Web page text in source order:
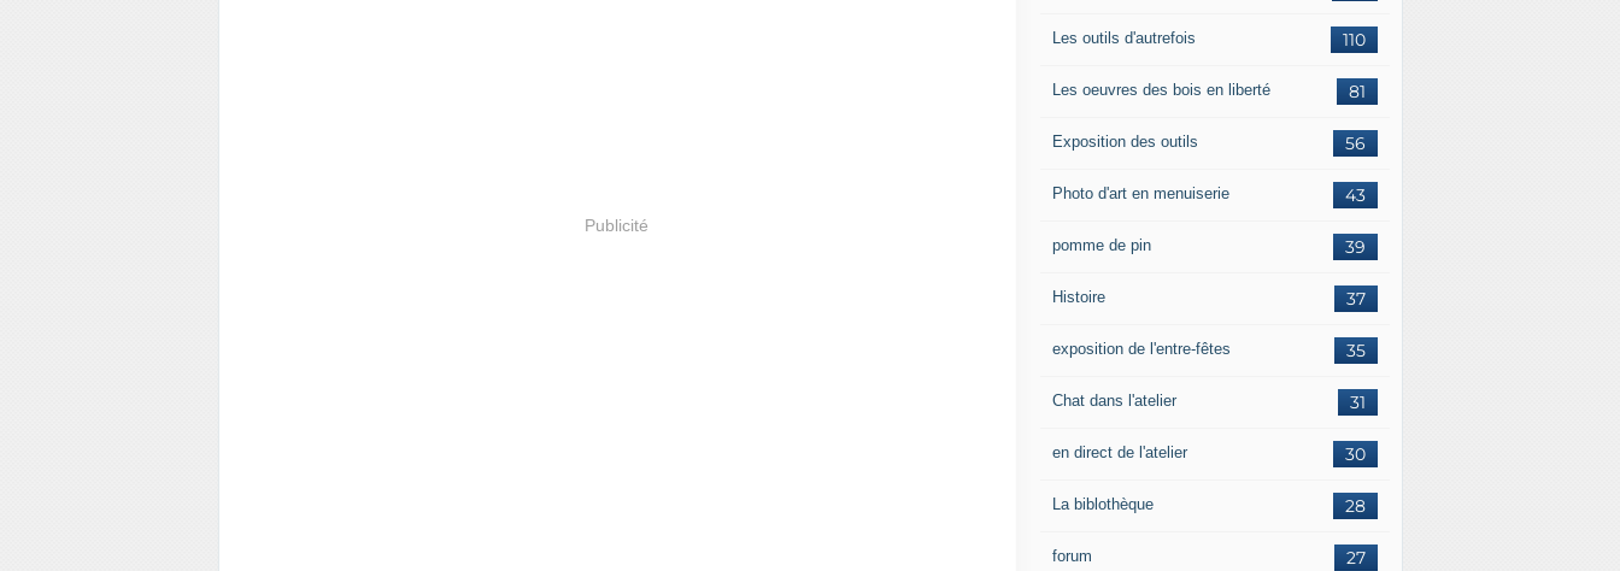
Publicité
110
Les outils d'autrefois
81
Les oeuvres des bois en liberté
56
Exposition des outils
43
Photo d'art en menuiserie
39
pomme de pin
37
Histoire
35
exposition de l'entre-fêtes
31
Chat dans l'atelier
30
en direct de l'atelier
28
La biblothèque
27
forum